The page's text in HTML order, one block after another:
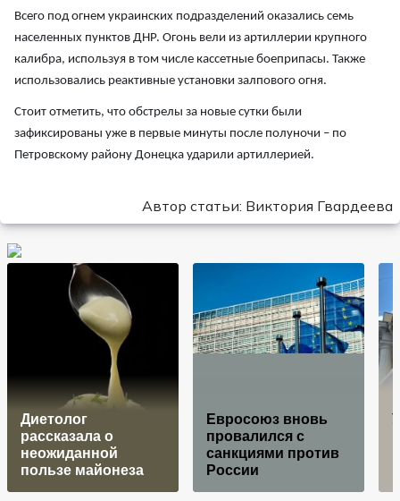
Всего под огнем украинских подразделений оказались семь
населенных пунктов ДНР. Огонь вели из артиллерии крупного
калибра, используя в том числе кассетные боеприпасы. Также
использовались реактивные установки залпового огня.
Стоит отметить, что обстрелы за новые сутки были
зафиксированы уже в первые минуты после полуночи – по
Петровскому району Донецка ударили артиллерией.
Автор статьи: Виктория Гвардеева
Диетолог
рассказала о
неожиданной
пользе майонеза
Евросоюз вновь
провалился с
санкциями против
России